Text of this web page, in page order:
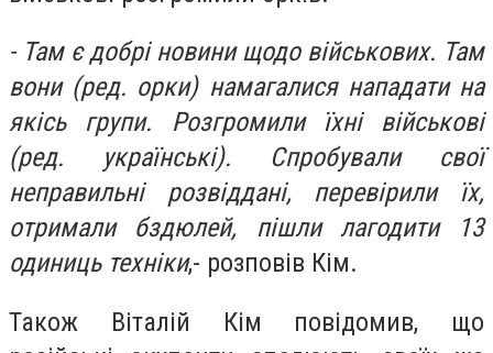
- Там є добрі новини щодо військових. Там
вони (ред. орки) намагалися нападати на
якісь групи. Розгромили їхні військові
(ред. українські). Спробували свої
неправильні розвіддані, перевірили їх,
отримали бздюлей, пішли лагодити 13
одиниць техніки,- розповів Кім.
Також Віталій Кім повідомив, що